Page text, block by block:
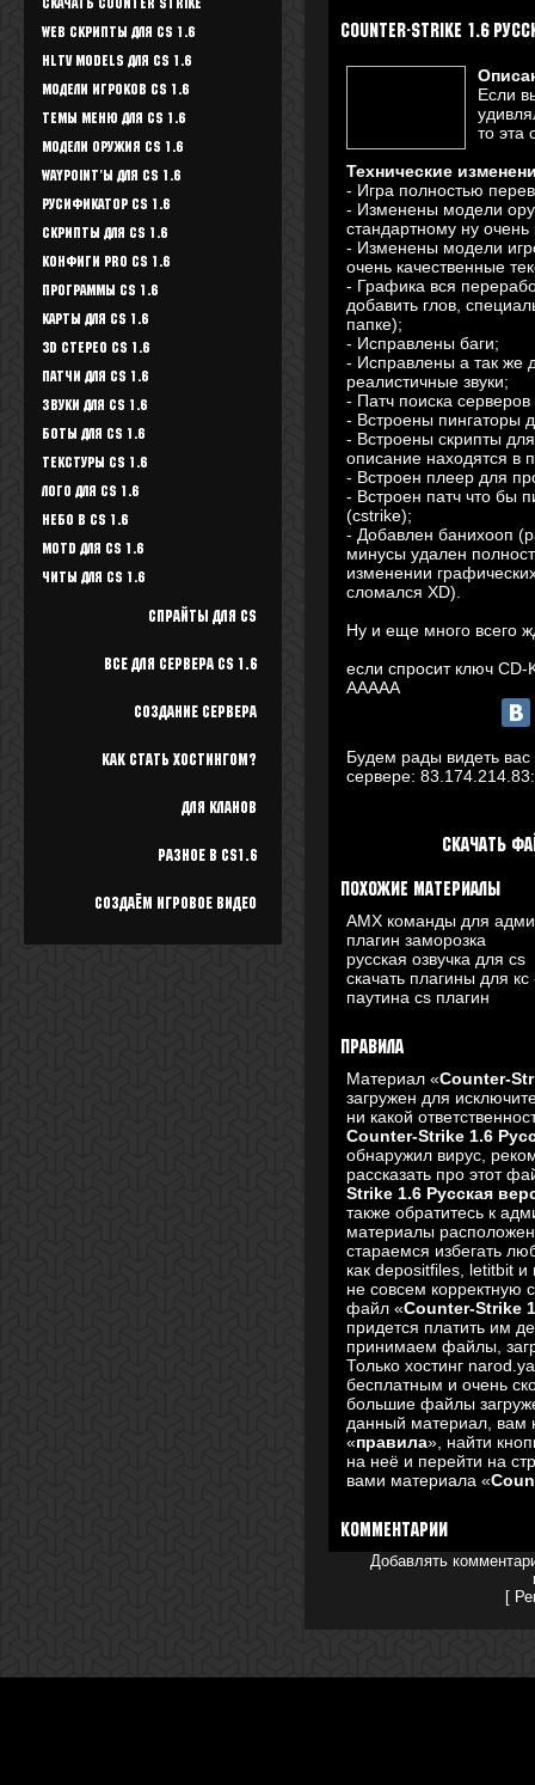
Скачать Counter Strike
WEB скрипты для CS 1.6
HLTV Models для CS 1.6
Модели игроков CS 1.6
Темы меню для CS 1.6
Модели оружия CS 1.6
Waypoint'ы для CS 1.6
Русификатор CS 1.6
Скрипты для CS 1.6
Конфиги Pro CS 1.6
Программы CS 1.6
Карты для CS 1.6
3D стерео CS 1.6
Патчи для CS 1.6
Звуки для CS 1.6
Боты для CS 1.6
Текстуры Cs 1.6
Лого для CS 1.6
Небо в CS 1.6
Motd для CS 1.6
Читы для CS 1.6
Спрайты для cs
Все для Сервера CS 1.6
Создание сервера
Как стать хостингом?
Для кланов
Разное в cs1.6
Создаём игровое видео
Counter-Strike 1.6
Если
то эта
Технические
- Игра полностью
- Изменены модели
стандартному ну очень
- Изменены модели
очень качественные
- Графика вся
добавить глов,
папке);
- Исправлены баги;
- Исправлены а так же
реалистичные звуки;
- Патч поиска
- Встроены пингаторы
- Встроены скрипты
описание находятся в
- Встроен плеер для
- Встроен патч что бы
(cstrike);
- Добавлен банихооп
минусы удален
изменении
сломался XD).
Ну и еще много всего
если спросит ключ CD-
AAAAA
Будем рады видеть
сервере:
Скачать
Похожие материалы
AMX команды для
плагин заморозка
русская озвучка для cs
скачать плагины для
паутина cs плагин
Правила
Материал «Counter-
загружен для
ни какой
Counter-Strike 1.6
обнаружил вирус,
рассказать про этот
Strike 1.6 Русская
также обратитесь к
материалы
стараемся избегать
как depositfiles, letitbit
не совсем корректную
файл «Counter-Strike
придется платить им
принимаем файлы,
Только хостинг
бесплатным и очень
большие файлы
данный материал, вам
«правила», найти
на неё и перейти на
вами материала «
Комментарии
Добавлять
[